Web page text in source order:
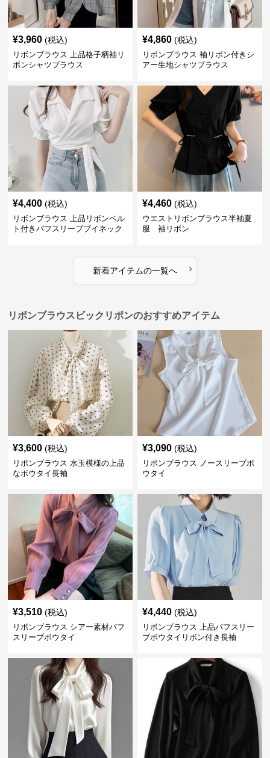
¥3,960 (税込)
リボンブラウス 上品格子柄袖リ
ボンシャツブラウス
¥4,860 (税込)
リボンブラウス 袖リボン付きシ
アー生地シャツブラウス
¥4,400 (税込)
リボンブラウス 上品リボンベル
ト付きパフスリーブブイネック
¥4,460 (税込)
ウエストリボンブラウス半袖夏
服 袖リボン
新着アイテムの一覧へ ›
リボンブラウスビックリボンのおすすめアイテム
¥3,600 (税込)
リボンブラウス 水玉模様の上品
なボウタイ長袖
¥3,090 (税込)
リボンブラウス ノースリーブボ
ウタイ
¥3,510 (税込)
リボンブラウス シアー素材パフ
スリーブボウタイ
¥4,440 (税込)
リボンブラウス 上品パフスリー
ブボウタイリボン付き長袖